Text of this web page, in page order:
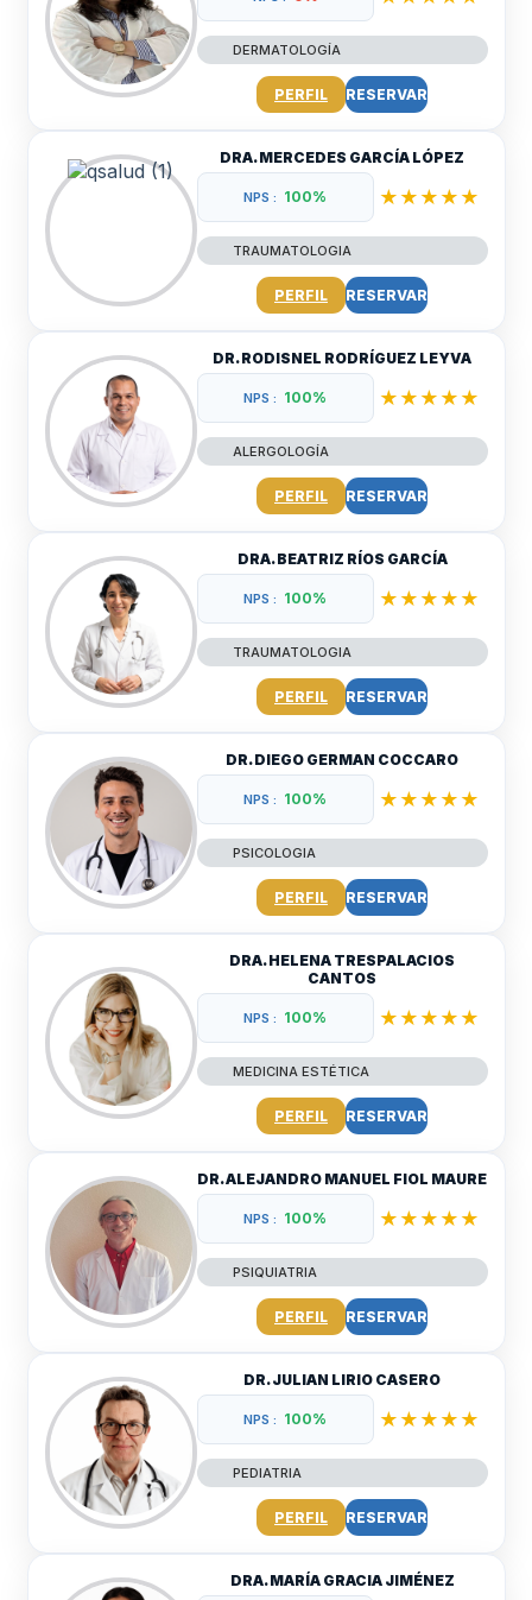
DERMATOLOGÍA
PERFIL RESERVAR
DRA. MERCEDES GARCÍA LÓPEZ
NPS : 100% ★★★★★
TRAUMATOLOGIA
PERFIL RESERVAR
DR. RODISNEL RODRÍGUEZ LEYVA
NPS : 100% ★★★★★
ALERGOLOGÍA
PERFIL RESERVAR
DRA. BEATRIZ RÍOS GARCÍA
NPS : 100% ★★★★★
TRAUMATOLOGIA
PERFIL RESERVAR
DR. DIEGO GERMAN COCCARO
NPS : 100% ★★★★★
PSICOLOGIA
PERFIL RESERVAR
DRA. HELENA TRESPALACIOS
CANTOS
NPS : 100% ★★★★★
MEDICINA ESTÉTICA
PERFIL RESERVAR
DR. ALEJANDRO MANUEL FIOL MAURE
NPS : 100% ★★★★★
PSIQUIATRIA
PERFIL RESERVAR
DR. JULIAN LIRIO CASERO
NPS : 100% ★★★★★
PEDIATRIA
PERFIL RESERVAR
DRA. MARÍA GRACIA JIMÉNEZ